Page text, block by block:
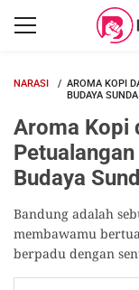
NARASI
AROMA KOPI
BUDAYA SUNDA
Aroma Kopi
Budaya
Bandung adalah
membawamu
berpadu dengan